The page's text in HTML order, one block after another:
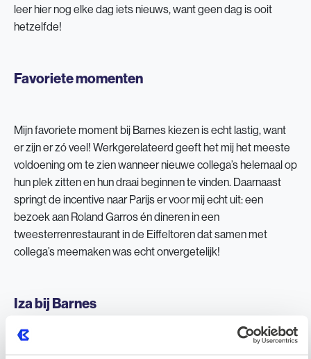
leer hier nog elke dag iets nieuws, want geen dag is ooit
hetzelfde!
Favoriete momenten
Mijn favoriete moment bij Barnes kiezen is echt lastig, want
er zijn er zó veel! Werkgerelateerd geeft het mij het meeste
voldoening om te zien wanneer nieuwe collega’s helemaal op
hun plek zitten en hun draai beginnen te vinden. Daarnaast
springt de incentive naar Parijs er voor mij echt uit: een
bezoek aan Roland Garros én dineren in een
tweesterrenrestaurant in de Eiffeltoren dat samen met
collega’s meemaken was echt onvergetelijk!
Iza bij Barnes